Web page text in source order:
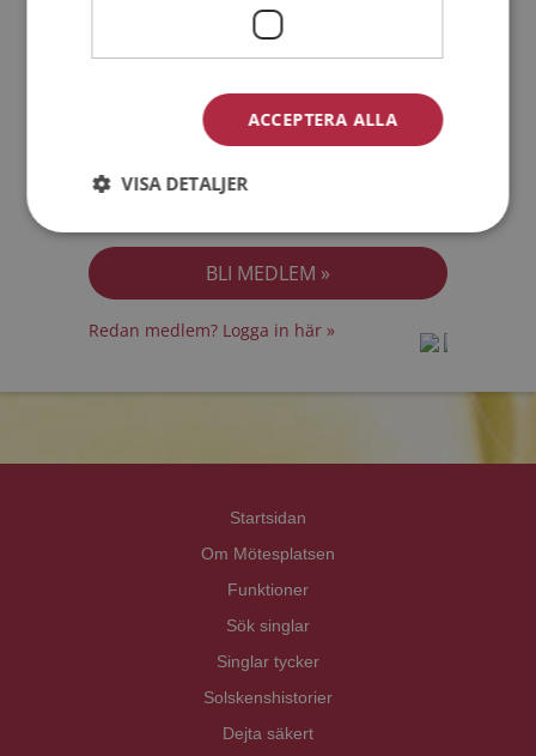
Jag accepterarMedlemsvillkoren
Redan medlem? Logga in här »
Startsidan
Om Mötesplatsen
Funktioner
Sök singlar
Singlar tycker
Solskenshistorier
Dejta säkert
ACCEPTERA ALLA
VISA DETALJER